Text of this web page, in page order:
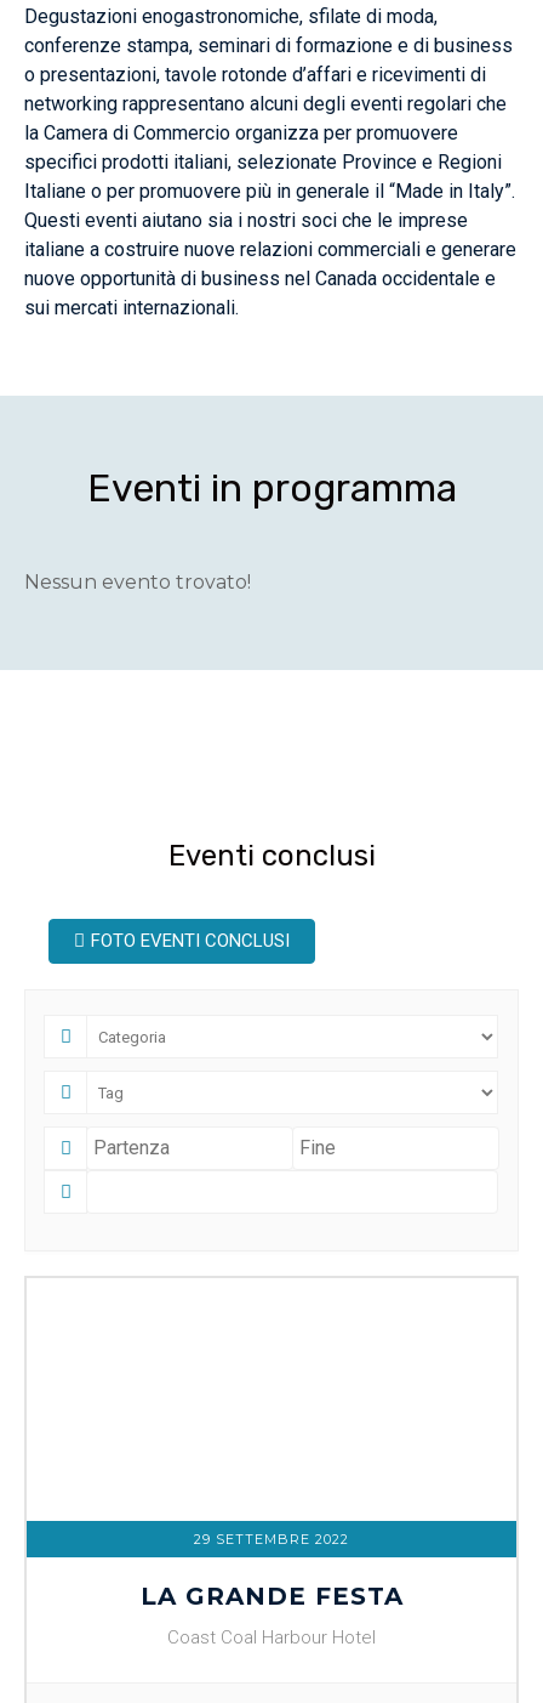
Degustazioni enogastronomiche, sfilate di moda,
conferenze stampa, seminari di formazione e di business
o presentazioni, tavole rotonde d’affari e ricevimenti di
networking rappresentano alcuni degli eventi regolari che
la Camera di Commercio organizza per promuovere
specifici prodotti italiani, selezionate Province e Regioni
Italiane o per promuovere più in generale il “Made in Italy”.
Questi eventi aiutano sia i nostri soci che le imprese
italiane a costruire nuove relazioni commerciali e generare
nuove opportunità di business nel Canada occidentale e
sui mercati internazionali.
Eventi in programma
Nessun evento trovato!
Eventi conclusi
FOTO EVENTI CONCLUSI
29 SETTEMBRE 2022
LA GRANDE FESTA
Coast Coal Harbour Hotel